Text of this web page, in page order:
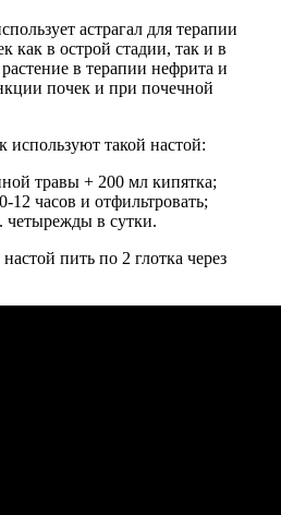
астрагал для терапии
как в острой стадии, так и в
в терапии нефрита и
почек и при почечной
используют такой настой:
травы + 200 мл кипятка;
12 часов и отфильтровать;
четырежды в сутки.
пить по 2 глотка через